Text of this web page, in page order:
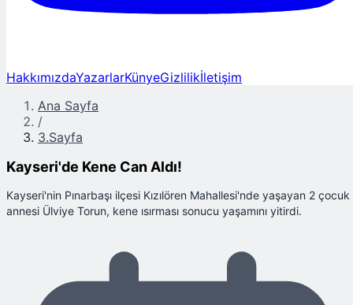
HakkımızdaYazarlarKünyeGizlilikİletişim
Ana Sayfa
/
3.Sayfa
Kayseri'de Kene Can Aldı!
Kayseri'nin Pınarbaşı ilçesi Kızılören Mahallesi'nde yaşayan 2 çocuk
annesi Ülviye Torun, kene ısırması sonucu yaşamını yitirdi.